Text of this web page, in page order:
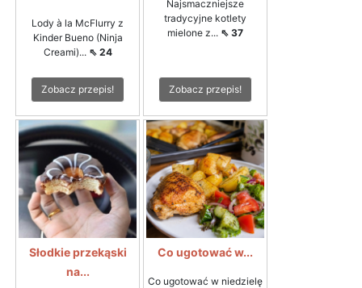
Lody à la McFlurry z
Kinder Bueno (Ninja
Creami)... ⇖ 24
Zobacz przepis!
Najsmaczniejsze
tradycyjne kotlety
mielone z... ⇖ 37
Zobacz przepis!
Słodkie przekąski
na...
Co ugotować w...
Co ugotować w niedzielę